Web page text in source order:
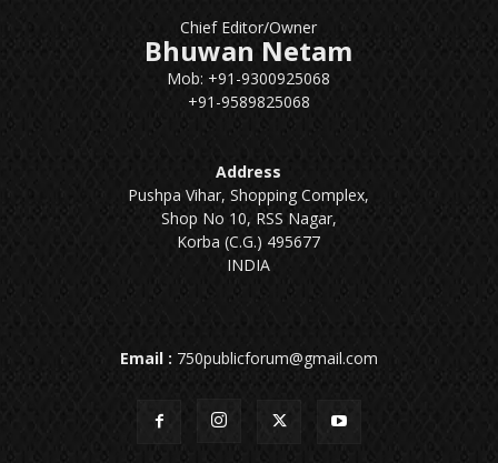
Chief Editor/Owner
Bhuwan Netam
Mob: +91-9300925068
+91-9589825068
Address
Pushpa Vihar, Shopping Complex,
Shop No 10, RSS Nagar,
Korba (C.G.) 495677
INDIA
Email : 750publicforum@gmail.com